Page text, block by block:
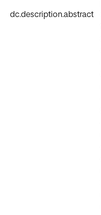
dc.description.abstract